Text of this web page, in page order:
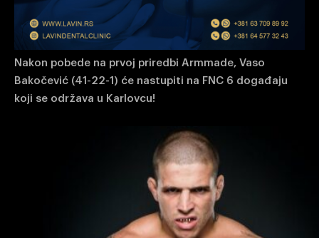
Nakon pobede na prvoj priredbi Armmade, Vaso
Bakočević (41-22-1) će nastupiti na FNC 6 događaju
koji se održava u Karlovcu!